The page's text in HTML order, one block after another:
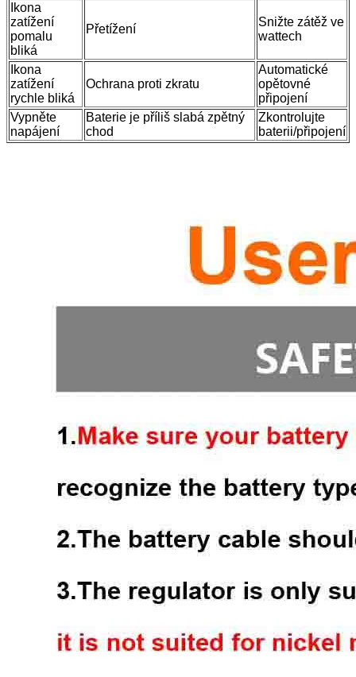
Ikona
zatížení
pomalu
bliká
Přetížení
Snižte zátěž ve
wattech
Ikona
zatížení
rychle bliká
Ochrana proti zkratu
Automatické
opětovné
připojení
Vypněte
napájení
Baterie je příliš slabá zpětný
chod
Zkontrolujte
baterii/připojení